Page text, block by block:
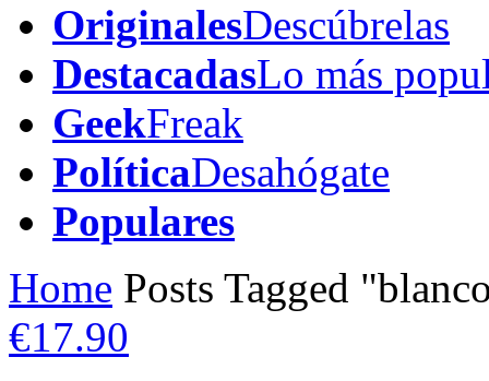
OriginalesDescúbrelas
DestacadasLo más
GeekFreak
PolíticaDesahógate
Populares
Home Posts Tagged
€17.90